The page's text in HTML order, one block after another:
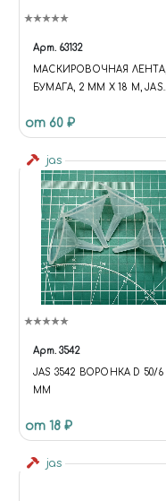
Арт. 63132
МАСКИРОВОЧНАЯ ЛЕНТА,
БУМАГА, 2 ММ Х 18 М, JAS
от 60 ₽
jas
Арт. 3542
JAS 3542 ВОРОНКА D 50/6
ММ
от 18 ₽
jas